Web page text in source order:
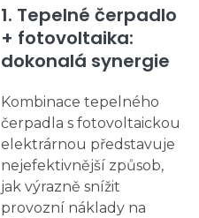
1. Tepelné čerpadlo
+ fotovoltaika:
dokonalá synergie
Kombinace tepelného
čerpadla s fotovoltaickou
elektrárnou představuje
nejefektivnější způsob,
jak výrazně snížit
provozní náklady na